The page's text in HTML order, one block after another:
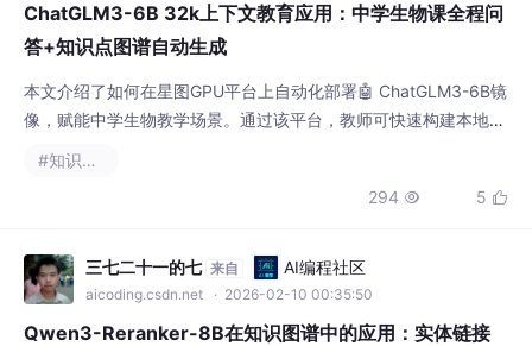
ChatGLM3-6B 32k上下文教育应用：中学生物课全程问
答+知识点图谱自动生成
本文介绍了如何在星图GPU平台上自动化部署🤖 ChatGLM3-6B镜
像，赋能中学生物教学场景。通过该平台，教师可快速构建本地化
#知识图谱
294  5 
三七二十一的七 来自 AI编程社区
aicoding.csdn.net · 2026-02-10 00:35:50
Qwen3-Reranker-8B在知识图谱中的应用：实体链接